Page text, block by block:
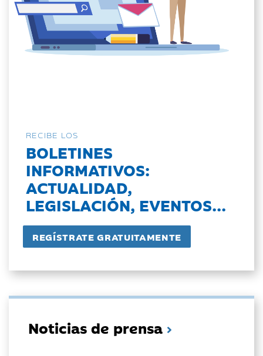
RECIBE LOS
BOLETINES
INFORMATIVOS:
ACTUALIDAD,
LEGISLACIÓN, EVENTOS...
Noticias de prensa